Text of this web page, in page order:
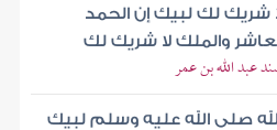
شريك لك لبيك إن الحمد
والملك لا شريك لك
عبد الله بن عمر
صلى الله عليه وسلم لبيك